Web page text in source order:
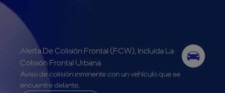
Alerta De Colisión Frontal (FCW), Incluida La
Colisión Frontal Urbana
Aviso de colisión inminente con un vehículo que se
encuentre delante.